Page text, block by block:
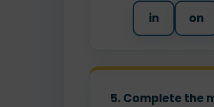
in on
5. Complete the